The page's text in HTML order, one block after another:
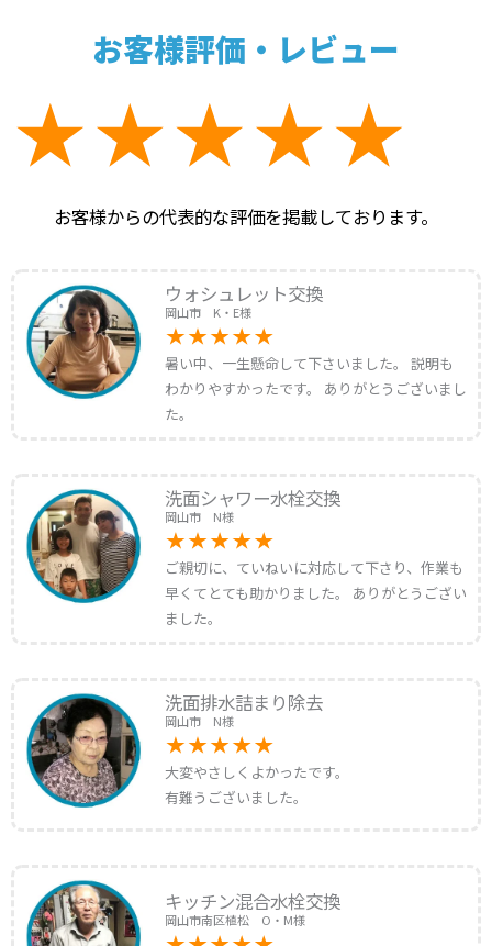
お客様評価・レビュー
お客様からの代表的な評価を掲載しております。
ウォシュレット交換
岡山市 K・E様
暑い中、一生懸命して下さいました。 説明も
わかりやすかったです。 ありがとうございまし
た。
洗面シャワー水栓交換
岡山市 N様
ご親切に、ていねいに対応して下さり、作業も
早くてとても助かりました。 ありがとうござい
ました。
洗面排水詰まり除去
岡山市 N様
大変やさしくよかったです。
有難うございました。
キッチン混合水栓交換
岡山市南区植松 O・M様